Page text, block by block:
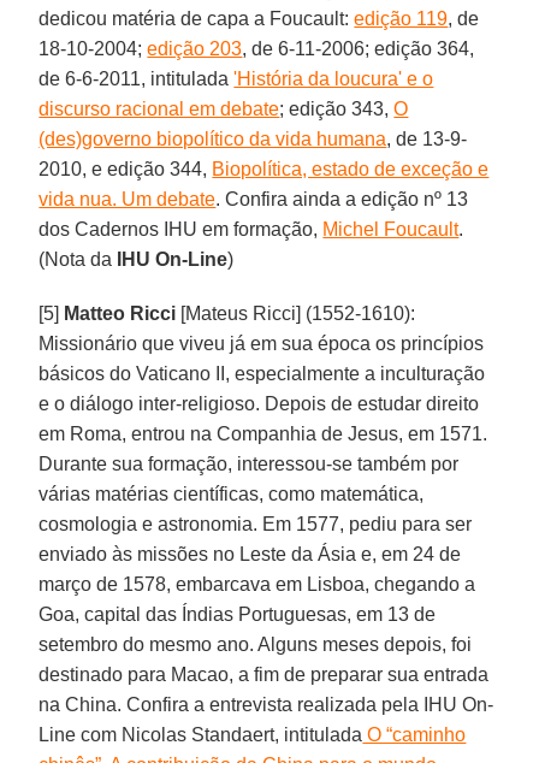
dedicou matéria de capa a Foucault:edição 119, de
18-10-2004;edição 203, de 6-11-2006; edição 364,
de 6-6-2011, intitulada'História da loucura' e o
discurso racional em debate; edição 343,O
(des)governo biopolítico da vida humana, de 13-9-
2010, e edição 344, Biopolítica, estado de exceção e
vida nua. Um debate. Confira ainda a edição nº 13
dos Cadernos IHU em formação, Michel Foucault.
(Nota da
IHU On-Line)
[5] Matteo Ricci [Mateus Ricci] (1552-1610):
Missionário que viveu já em sua época os princípios
básicos do Vaticano II, especialmente a inculturação
e o diálogo inter-religioso. Depois de estudar direito
em Roma, entrou na Companhia de Jesus, em 1571.
Durante sua formação, interessou-se também por
várias matérias científicas, como matemática,
cosmologia e astronomia. Em 1577, pediu para ser
enviado às missões no Leste da Ásia e, em 24 de
março de 1578, embarcava em Lisboa, chegando a
Goa, capital das Índias Portuguesas, em 13 de
setembro do mesmo ano. Alguns meses depois, foi
destinado para Macao, a fim de preparar sua entrada
na China. Confira a entrevista realizada pela IHU On-
Line com Nicolas Standaert, intitulada O “caminho